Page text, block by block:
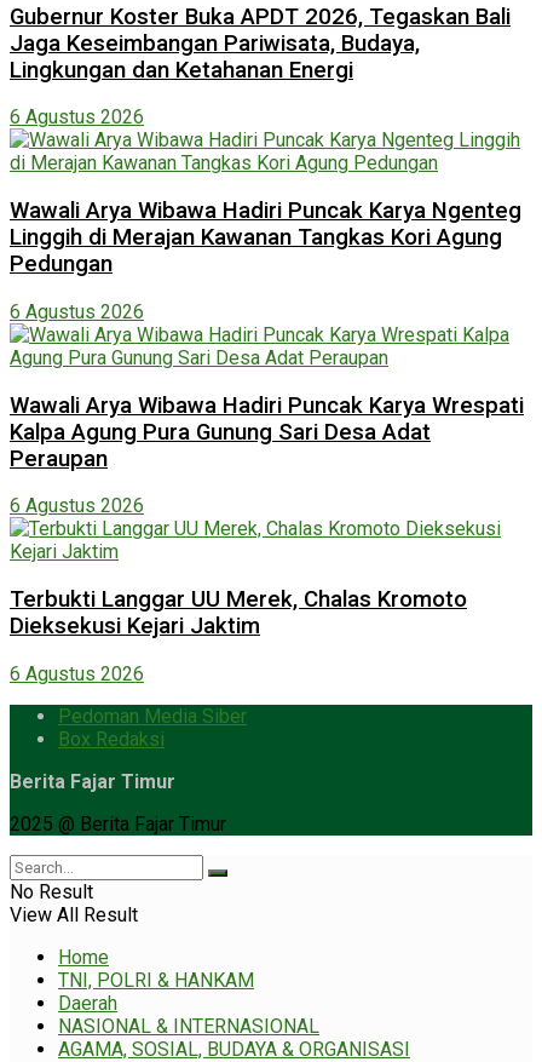
Gubernur Koster Buka APDT 2026, Tegaskan Bali
Jaga Keseimbangan Pariwisata, Budaya,
Lingkungan dan Ketahanan Energi
6 Agustus 2026
Wawali Arya Wibawa Hadiri Puncak Karya Ngenteg
Linggih di Merajan Kawanan Tangkas Kori Agung
Pedungan
6 Agustus 2026
Wawali Arya Wibawa Hadiri Puncak Karya Wrespati
Kalpa Agung Pura Gunung Sari Desa Adat
Peraupan
6 Agustus 2026
Terbukti Langgar UU Merek, Chalas Kromoto
Dieksekusi Kejari Jaktim
6 Agustus 2026
Pedoman Media Siber
Box Redaksi
Berita Fajar Timur
2025 @ Berita Fajar Timur
No Result
View All Result
Home
TNI, POLRI & HANKAM
Daerah
NASIONAL & INTERNASIONAL
AGAMA, SOSIAL, BUDAYA & ORGANISASI